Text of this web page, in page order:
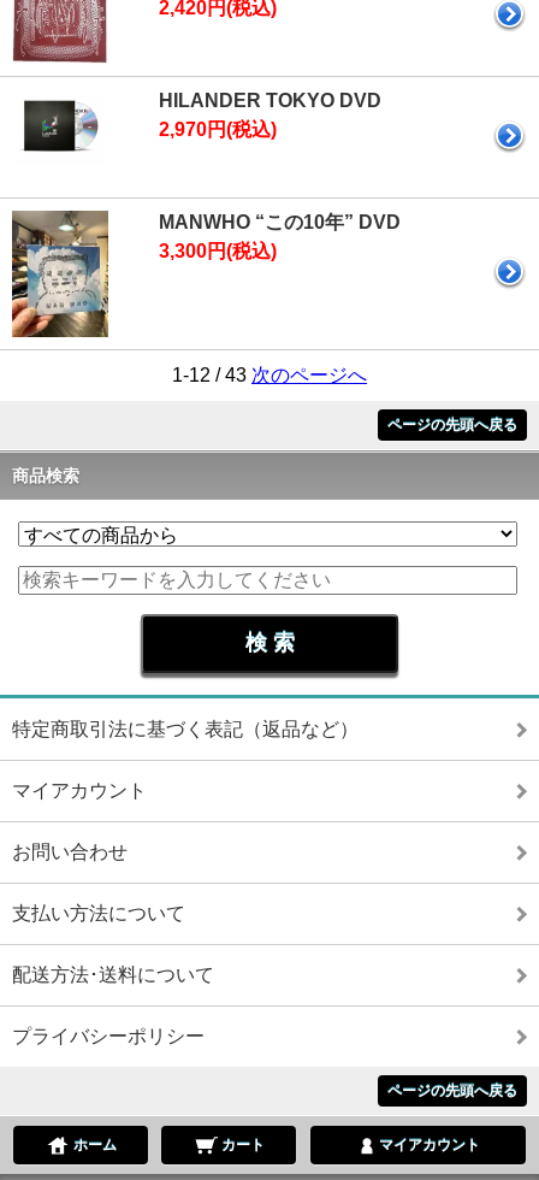
2,420円(税込)
HILANDER TOKYO DVD
2,970円(税込)
MANWHO “この10年” DVD
3,300円(税込)
1-12 / 43 次のページへ
ページの先頭へ戻る
商品検索
特定商取引法に基づく表記（返品など）
マイアカウント
お問い合わせ
支払い方法について
配送方法･送料について
プライバシーポリシー
ページの先頭へ戻る
ホーム カート マイアカウント